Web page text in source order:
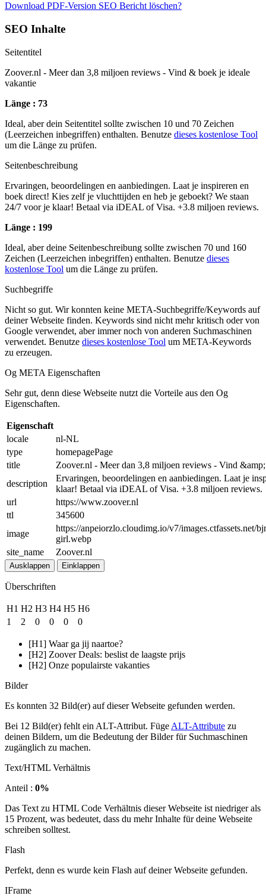
Download PDF-Version SEO Bericht löschen?
SEO Inhalte
Seitentitel
Zoover.nl - Meer dan 3,8 miljoen reviews - Vind & boek je ideale
vakantie
Länge : 73
Ideal, aber dein Seitentitel sollte zwischen 10 und 70 Zeichen
(Leerzeichen inbegriffen) enthalten. Benutze dieses kostenlose Tool
um die Länge zu prüfen.
Seitenbeschreibung
Ervaringen, beoordelingen en aanbiedingen. Laat je inspireren en
boek direct! Kies zelf je vluchttijden en heb je geboekt? We staan
24/7 voor je klaar! Betaal via iDEAL of Visa. +3.8 miljoen reviews.
Länge : 199
Ideal, aber deine Seitenbeschreibung sollte zwischen 70 und 160
Zeichen (Leerzeichen inbegriffen) enthalten. Benutze dieses
kostenlose Tool um die Länge zu prüfen.
Suchbegriffe
Nicht so gut. Wir konnten keine META-Suchbegriffe/Keywords auf
deiner Webseite finden. Keywords sind nicht mehr kritisch oder von
Google verwendet, aber immer noch von anderen Suchmaschinen
verwendet. Benutze dieses kostenlose Tool um META-Keywords
zu erzeugen.
Og META Eigenschaften
Sehr gut, denn diese Webseite nutzt die Vorteile aus den Og
Eigenschaften.
Eigenschaft
locale
nl-NL
type
homepagePage
title
Zoover.nl - Meer dan 3,8 miljoen reviews - Vind
description
Ervaringen, beoordelingen en aanbiedingen. Laat je
klaar! Betaal via iDEAL of Visa. +3.8 miljoen reviews.
url
https://www.zoover.nl
ttl
345600
image
https://anpeiorzlo.cloudimg.io/v7/
girl.webp
site_name
Zoover.nl
Ausklappen Einklappen
Überschriften
H1 H2 H3 H4 H5 H6
1
2 0 0 0 0
[H1] Waar ga jij naartoe?
[H2] Zoover Deals: beslist de laagste prijs
[H2] Onze populairste vakanties
Bilder
Es konnten 32 Bild(er) auf dieser Webseite gefunden werden.
Bei 12 Bild(er) fehlt ein ALT-Attribut. Füge ALT-Attribute zu
deinen Bildern, um die Bedeutung der Bilder für Suchmaschinen
zugänglich zu machen.
Text/HTML Verhältnis
Anteil : 0%
Das Text zu HTML Code Verhältnis dieser Webseite ist niedriger als
15 Prozent, was bedeutet, dass du mehr Inhalte für deine Webseite
schreiben solltest.
Flash
Perfekt, denn es wurde kein Flash auf deiner Webseite gefunden.
IFrame